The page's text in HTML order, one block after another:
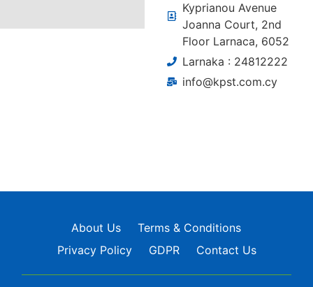
Kyprianou Avenue
Joanna Court, 2nd
Floor Larnaca, 6052
Larnaka : 24812222
info@kpst.com.cy
About Us
Terms & Conditions
Privacy Policy
GDPR Contact Us